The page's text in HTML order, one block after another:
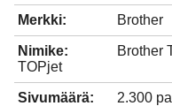
Merkki: Brother
Nimike:
Brother
TOPjet
Sivumäärä: 2.300